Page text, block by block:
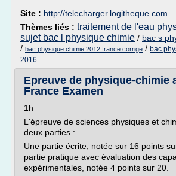
Site : http://telecharger.logitheque.com
Thèmes liés : traitement de l'eau
sujet bac l physique chimie / bac s
/ bac physique chimie 2012 france corrige / bac
2016
Epreuve de physique-chimie
France Examen
1h
L'épreuve de sciences physiques et
deux parties :
Une partie écrite, notée sur 16 points
partie pratique avec évaluation des
expérimentales, notée 4 points sur 20.